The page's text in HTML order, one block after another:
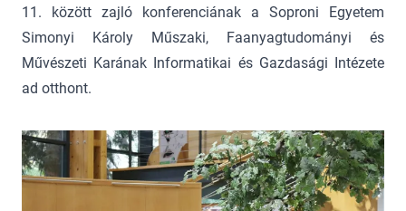
11. között zajló konferenciának a Soproni Egyetem
Simonyi Károly Műszaki, Faanyagtudományi és
Művészeti Karának Informatikai és Gazdasági Intézete
ad otthont.